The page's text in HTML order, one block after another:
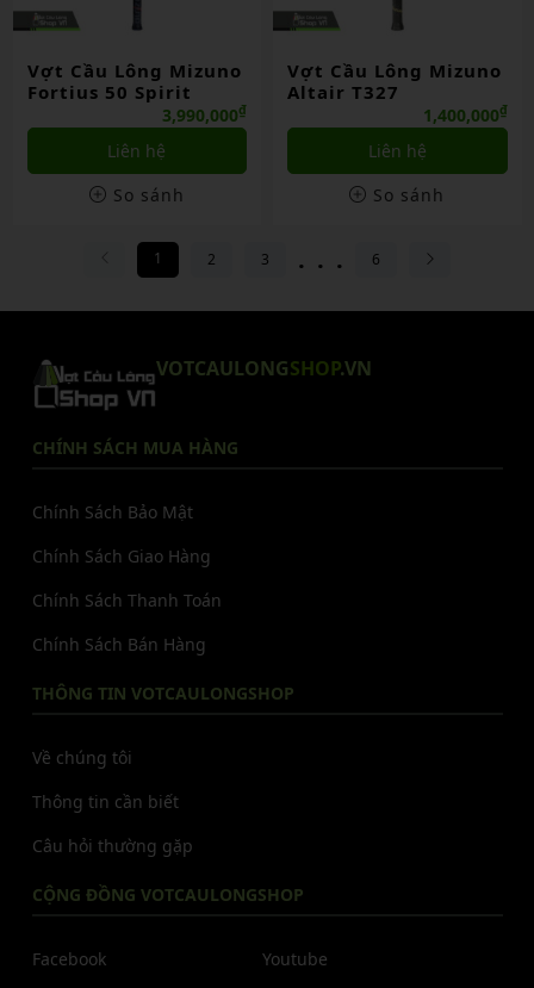
Vợt Cầu Lông Mizuno
Fortius 50 Spirit
3,990,000₫
Liên hệ
So sánh
Vợt Cầu Lông Mizuno
Altair T327
1,400,000₫
Liên hệ
So sánh
1 2 3 ... 6
VOTCAULONGSHOP.VN
CHÍNH SÁCH MUA HÀNG
Chính Sách Bảo Mật
Chính Sách Giao Hàng
Chính Sách Thanh Toán
Chính Sách Bán Hàng
THÔNG TIN VOTCAULONGSHOP
Về chúng tôi
Thông tin cần biết
Câu hỏi thường gặp
CỘNG ĐỒNG VOTCAULONGSHOP
Facebook
Youtube